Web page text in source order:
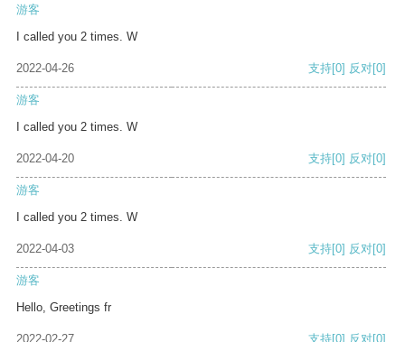
游客
I called you 2 times. W
2022-04-26 支持[0] 反对[0]
游客
I called you 2 times. W
2022-04-20 支持[0] 反对[0]
游客
I called you 2 times. W
2022-04-03 支持[0] 反对[0]
游客
Hello, Greetings fr
2022-02-27 支持[0] 反对[0]